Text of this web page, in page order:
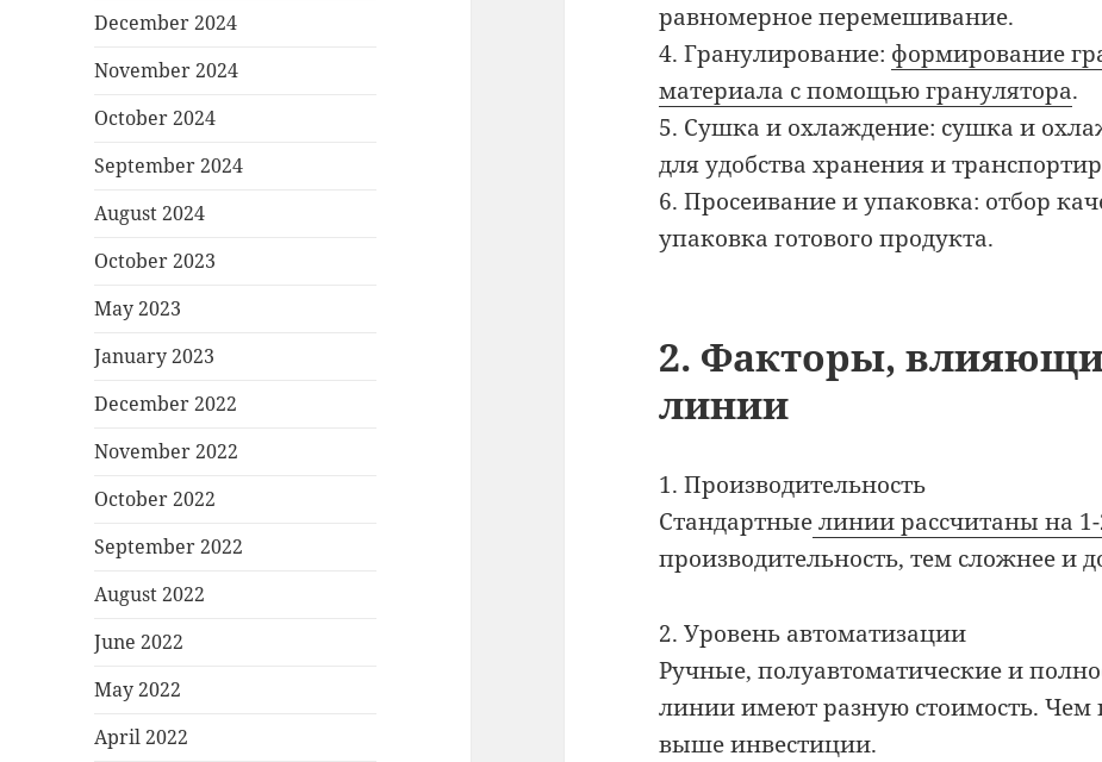
December 2024
November 2024
October 2024
September 2024
August 2024
October 2023
May 2023
January 2023
December 2022
November 2022
October 2022
September 2022
August 2022
June 2022
May 2022
April 2022
равномерное перемешивание.
4. Гранулирование: формирование
материала с помощью гранулятора.
5. Сушка и охлаждение: сушка и
для удобства хранения и
6. Просеивание и упаковка: отбор
упаковка готового продукта.
2. Факторы,
линии
1. Производительность
Стандартныелинии рассчитаны на
производительность, тем сложнее и
2. Уровень автоматизации
Ручные, полуавтоматические и
линии имеют разную стоимость.
выше инвестиции.